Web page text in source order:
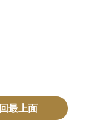
回最上面